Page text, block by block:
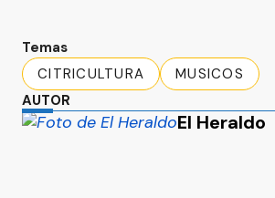
Temas
CITRICULTURA
MUSICOS
AUTOR
El Heraldo